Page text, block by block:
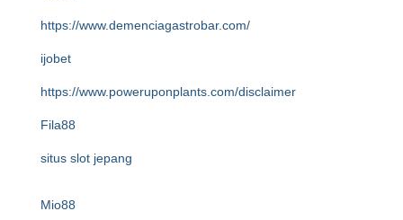
https://www.demenciagastrobar.com/
ijobet
https://www.poweruponplants.com/disclaimer
Fila88
situs slot jepang
Mio88